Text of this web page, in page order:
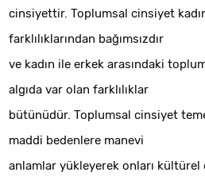
cinsiyettir. Toplumsal cinsiyet
farklılıklarından bağımsızdır
ve kadın ile erkek arasındaki
algıda var olan farklılıklar
bütünüdür. Toplumsal cinsiyet
maddi bedenlere manevi
anlamlar yükleyerek onları kültürel